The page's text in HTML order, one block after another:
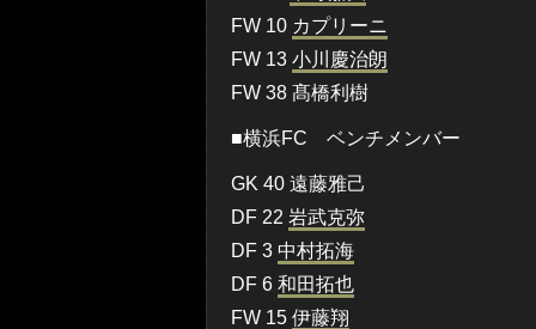
FW 10 カプリーニ
FW 13 小川慶治朗
FW 38 髙橋利樹
■横浜FC ベンチメンバー
GK 40 遠藤雅己
DF 22 岩武克弥
DF 3 中村拓海
DF 6 和田拓也
FW 15 伊藤翔